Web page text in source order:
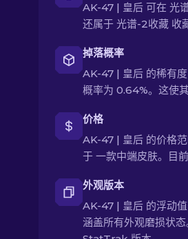
AK-47 | 皇后 可在 光
还属于 光谱-2收藏 收
掉落概率
AK-47 | 皇后 的稀有
概率为 0.64%。这使
价格
AK-47 | 皇后 的价格
于 一款中端皮肤。目
外观版本
AK-47 | 皇后 的浮动
涵盖所有外观磨损状